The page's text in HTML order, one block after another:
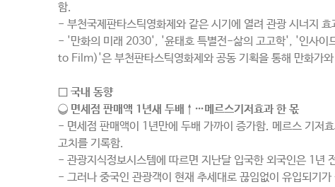
함.
- 부천국제판타스틱영화제와 같은 시기에 열려 관광 시너지 효
- '만화의 미래 2030', '윤태호 특별전-삶의 고고학', '인사이
to Film)'은 부천판타스틱영화제와 공동 기획을 통해 만화가
□ 국내 동향
❍ 면세점 판매액 1년새 두배↑…메르스기저효과 한 몫
- 면세점 판매액이 1년만에 두배 가까이 증가함. 메르스 기저
고치를 기록함.
- 관광지식정보시스템에 따르면 지난달 입국한 외국인은 1
- 그러나 중국인 관광객이 현재 추세대로 끊임없이 유입되기